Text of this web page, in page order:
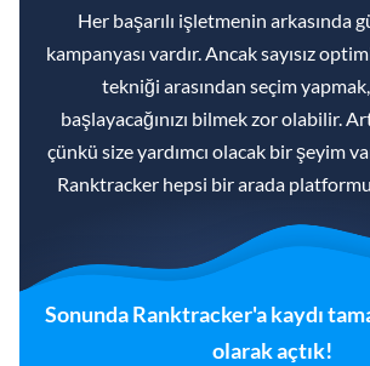
Her başarılı işletmenin arkasında
kampanyası vardır. Ancak sayısız
tekniği arasından seçim
başlayacağınızı bilmek zor olabilir.
çünkü size yardımcı olacak bir şeyim
Ranktracker hepsi bir arada
Sonunda Ranktracker'a kaydı
olarak açtık!